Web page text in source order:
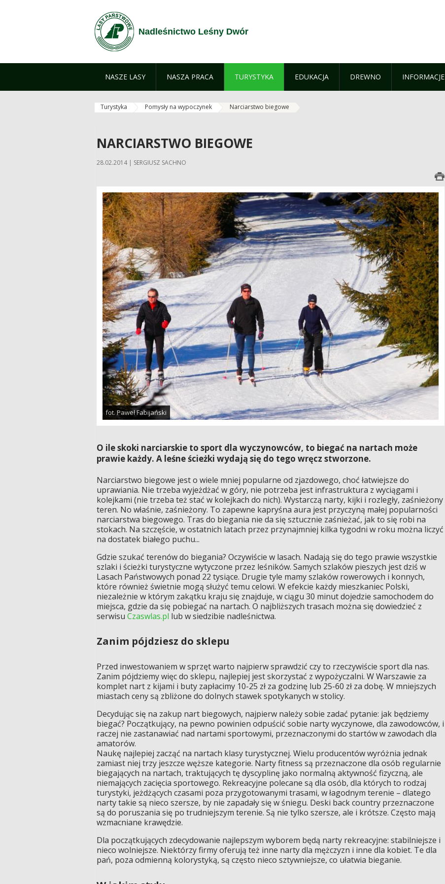
Nadleśnictwo Leśny Dwór
NASZE LASY NASZA PRACA TURYSTYKA EDUKACJA DREWNO INFORMACJE
Turystyka Pomysły na wypoczynek Narciarstwo biegowe
NARCIARSTWO BIEGOWE
28.02.2014 | SERGIUSZ SACHNO
fot. Paweł Fabijański
O ile skoki narciarskie to sport dla wyczynowców, to biegać na nartach może
prawie każdy. A leśne ścieżki wydają się do tego wręcz stworzone.
Narciarstwo biegowe jest o wiele mniej popularne od zjazdowego, choć łatwiejsze do
uprawiania. Nie trzeba wyjeżdżać w góry, nie potrzeba jest infrastruktura z wyciągami i
kolejkami (nie trzeba też stać w kolejkach do nich). Wystarczą narty, kijki i rozległy, zaśnieżony
teren. No właśnie, zaśnieżony. To zapewne kapryśna aura jest przyczyną małej popularności
narciarstwa biegowego. Tras do biegania nie da się sztucznie zaśnieżać, jak to się robi na
stokach. Na szczęście, w ostatnich latach przez przynajmniej kilka tygodni w roku można liczyć
na dostatek białego puchu...
Gdzie szukać terenów do biegania? Oczywiście w lasach. Nadają się do tego prawie wszystkie
szlaki i ścieżki turystyczne wytyczone przez leśników. Samych szlaków pieszych jest dziś w
Lasach Państwowych ponad 22 tysiące. Drugie tyle mamy szlaków rowerowych i konnych,
które również świetnie mogą służyć temu celowi. W efekcie każdy mieszkaniec Polski,
niezależnie w którym zakątku kraju się znajduje, w ciągu 30 minut dojedzie samochodem do
miejsca, gdzie da się pobiegać na nartach. O najbliższych trasach można się dowiedzieć z
serwisu Czaswlas.pl lub w siedzibie nadleśnictwa.
Zanim pójdziesz do sklepu
Przed inwestowaniem w sprzęt warto najpierw sprawdzić czy to rzeczywiście sport dla nas.
Zanim pójdziemy więc do sklepu, najlepiej jest skorzystać z wypożyczalni. W Warszawie za
komplet nart z kijami i buty zapłacimy 10-25 zł za godzinę lub 25-60 zł za dobę. W mniejszych
miastach ceny są zbliżone do dolnych stawek spotykanych w stolicy.
Decydując się na zakup nart biegowych, najpierw należy sobie zadać pytanie: jak będziemy
biegać? Początkujący, na pewno powinien odpuścić sobie narty wyczynowe, dla zawodowców, i
raczej nie zastanawiać nad nartami sportowymi, przeznaczonymi do startów w zawodach dla
amatorów.
Naukę najlepiej zacząć na nartach klasy turystycznej. Wielu producentów wyróżnia jednak
zamiast niej trzy jeszcze węższe kategorie. Narty fitness są przeznaczone dla osób regularnie
biegających na nartach, traktujących tę dyscyplinę jako normalną aktywność fizyczną, ale
niemających zacięcia sportowego. Rekreacyjne polecane są dla osób, dla których to rodzaj
turystyki, jeżdżących czasami poza przygotowanymi trasami, w łagodnym terenie – dlatego
narty takie są nieco szersze, by nie zapadały się w śniegu. Deski back country przeznaczone
są do poruszania się po trudniejszym terenie. Są nie tylko szersze, ale i krótsze. Często mają
wzmacniane krawędzie.
Dla początkujących zdecydowanie najlepszym wyborem będą narty rekreacyjne: stabilniejsze i
nieco wolniejsze. Niektórzy firmy oferują też inne narty dla mężczyzn i inne dla kobiet. Te dla
pań, poza odmienną kolorystyką, są często nieco sztywniejsze, co ułatwia bieganie.